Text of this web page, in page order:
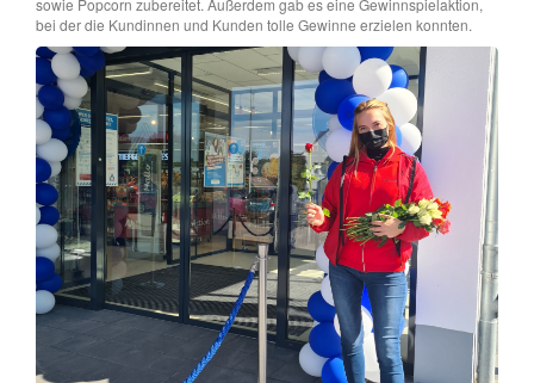
bei der die Kundinnen und Kunden tolle Gewinne erzielen konnten.